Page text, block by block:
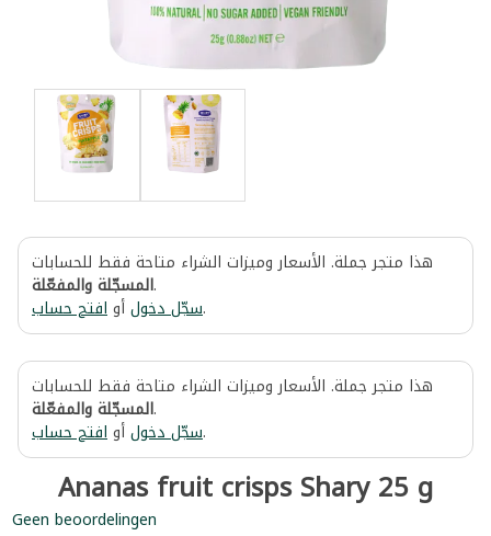
هذا متجر جملة. الأسعار وميزات الشراء متاحة فقط للحسابات
المسجّلة والمفعّلة.
سجّل دخولأوافتح حساب .
هذا متجر جملة. الأسعار وميزات الشراء متاحة فقط للحسابات
المسجّلة والمفعّلة.
سجّل دخولأوافتح حساب .
Ananas fruit crisps Shary 25 g
Geen beoordelingen